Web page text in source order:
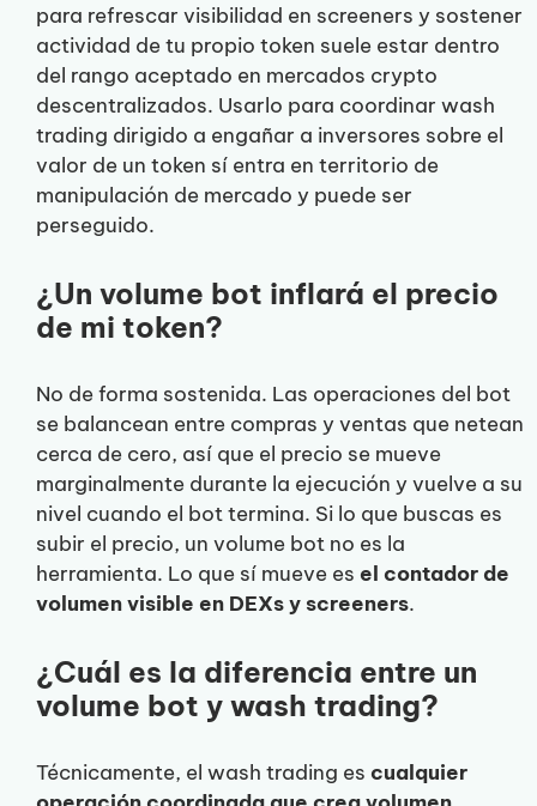
para refrescar visibilidad en screeners y sostener
actividad de tu propio token suele estar dentro
del rango aceptado en mercados crypto
descentralizados. Usarlo para coordinar wash
trading dirigido a engañar a inversores sobre el
valor de un token sí entra en territorio de
manipulación de mercado y puede ser
perseguido.
¿Un volume bot inflará el precio
de mi token?
No de forma sostenida. Las operaciones del bot
se balancean entre compras y ventas que netean
cerca de cero, así que el precio se mueve
marginalmente durante la ejecución y vuelve a su
nivel cuando el bot termina. Si lo que buscas es
subir el precio, un volume bot no es la
herramienta. Lo que sí mueve es el contador de
volumen visible en DEXs y screeners.
¿Cuál es la diferencia entre un
volume bot y wash trading?
Técnicamente, el wash trading es cualquier